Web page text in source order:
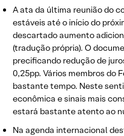
A ata da última reunião do
estáveis até o início do
descartado aumento
(tradução própria). O
precificando redução de
0,25pp. Vários membros do
bastante tempo. Neste
econômica e sinais mais
estará bastante atento ao
Na agenda internacional